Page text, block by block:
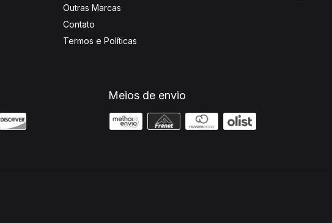
Outras Marcas
Contato
Termos e Políticas
Meios de envio